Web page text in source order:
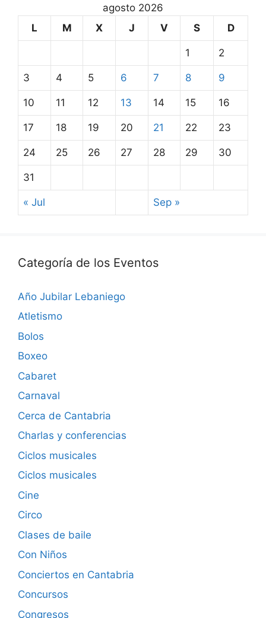
agosto 2026
L
M X J V S D
1 2
3 4 5 6 7 8 9
10 11 12 13 14 15 16
17 18 19 20 21 22 23
24 25 26 27 28 29 30
31
« Jul Sep »
Categoría de los Eventos
Año Jubilar Lebaniego
Atletismo
Bolos
Boxeo
Cabaret
Carnaval
Cerca de Cantabria
Charlas y conferencias
Ciclos musicales
Ciclos musicales
Cine
Circo
Clases de baile
Con Niños
Conciertos en Cantabria
Concursos
Congresos